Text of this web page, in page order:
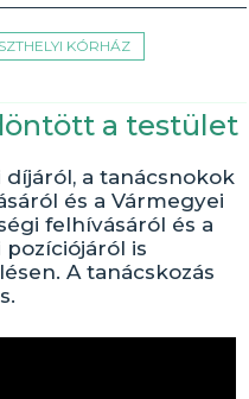
KÓRHÁZ
a testület
a tanácsnokok
és a Vármegyei
felhívásáról és a
is
A tanácskozás